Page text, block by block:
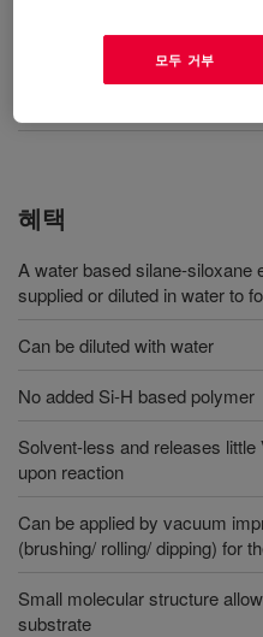
Imparting water repellency to
as cementitious materials
혜택
A water based silane-siloxane
supplied or diluted in water to
Can be diluted with water
No added Si-H based polymer
Solvent-less and releases
upon reaction
Can be applied by vacuum
(brushing/ rolling/ dipping) for
Small molecular structure
substrate
모두 거부